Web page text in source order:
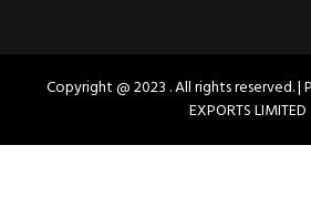
Copyright @ 2023 . All rights reserved. |
EXPORTS LIMITED